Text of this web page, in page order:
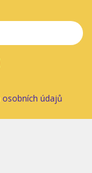
osobních údajů